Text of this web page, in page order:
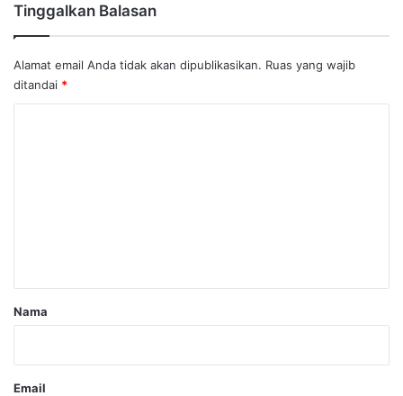
Tinggalkan Balasan
Alamat email Anda tidak akan dipublikasikan. Ruas yang wajib
ditandai *
rNama
Email